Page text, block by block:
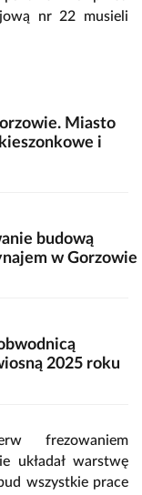
nr 22 musieli
Miasto
i
budową
w Gorzowie
2025 roku
frezowaniem
układał warstwę
wszystkie prace